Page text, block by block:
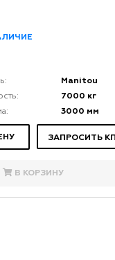
Manitou
7000 кг
3000 мм
ЗАПРОСИТЬ КП
В КОРЗИНУ